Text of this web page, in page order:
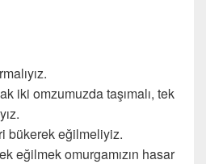
iki omzumuzda taşımalı, tek
bükerek eğilmeliyiz.
eğilmek omurgamızın hasar